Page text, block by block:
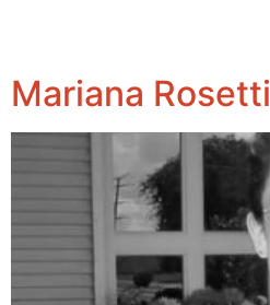
Mariana Rosetti